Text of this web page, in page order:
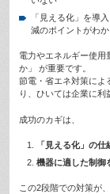
「見える化」を導
減のポイントがわ
電力やエネルギー使用
か」 が重要です。
節電・省エネ対策によ
り、ひいては企業に利
成功のカギは、
「見える化」の
機器に適した制御
この2段階での対策が